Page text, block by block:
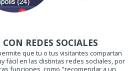
REDES SOCIALES
que tu o tus visitantes compartan
fácil en las distintas redes socliales, por